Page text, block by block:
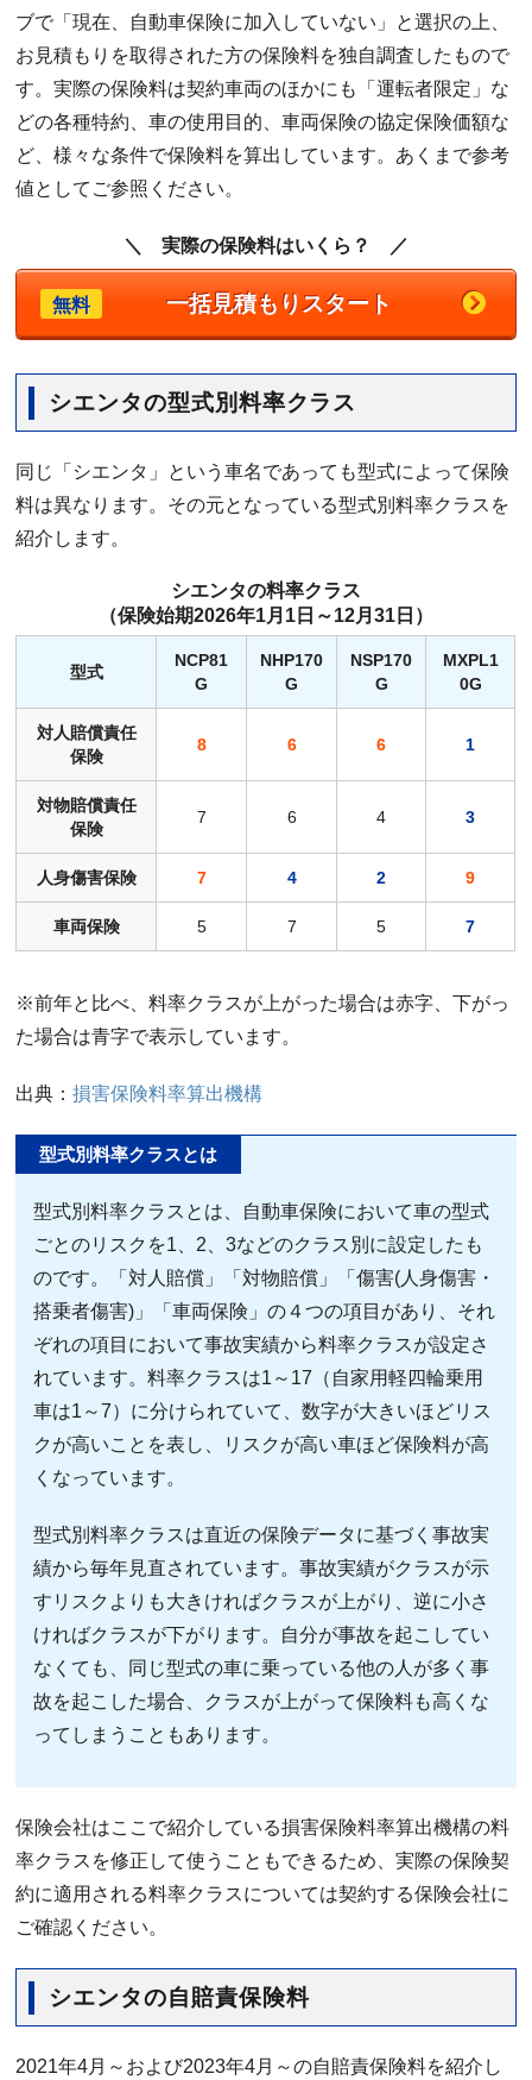
ブで「現在、自動車保険に加入していない」と選択の上、
お見積もりを取得された方の保険料を独自調査したもので
す。実際の保険料は契約車両のほかにも「運転者限定」な
どの各種特約、車の使用目的、車両保険の協定保険価額な
ど、様々な条件で保険料を算出しています。あくまで参考
値としてご参照ください。
＼ 実際の保険料はいくら？ ／
無料 一括見積もりスタート
シエンタの型式別料率クラス
同じ「シエンタ」という車名であっても型式によって保険
料は異なります。その元となっている型式別料率クラスを
紹介します。
シエンタの料率クラス
（保険始期2026年1月1日～12月31日）
型式
NCP81
G
NHP170
G
NSP170
G
MXPL1
0G
対人賠償責任
保険
8 6 6 1
対物賠償責任
保険
7 6 4 3
人身傷害保険 7 4 2 9
車両保険 5 7 5 7
※前年と比べ、料率クラスが上がった場合は赤字、下がっ
た場合は青字で表示しています。
出典：損害保険料率算出機構
型式別料率クラスとは
型式別料率クラスとは、自動車保険において車の型式
ごとのリスクを1、2、3などのクラス別に設定したも
のです。「対人賠償」「対物賠償」「傷害(人身傷害・
搭乗者傷害)」「車両保険」の４つの項目があり、それ
ぞれの項目において事故実績から料率クラスが設定さ
れています。料率クラスは1～17（自家用軽四輪乗用
車は1～7）に分けられていて、数字が大きいほどリス
クが高いことを表し、リスクが高い車ほど保険料が高
くなっています。
型式別料率クラスは直近の保険データに基づく事故実
績から毎年見直されています。事故実績がクラスが示
すリスクよりも大きければクラスが上がり、逆に小さ
ければクラスが下がります。自分が事故を起こしてい
なくても、同じ型式の車に乗っている他の人が多く事
故を起こした場合、クラスが上がって保険料も高くな
ってしまうこともあります。
保険会社はここで紹介している損害保険料率算出機構の料
率クラスを修正して使うこともできるため、実際の保険契
約に適用される料率クラスについては契約する保険会社に
ご確認ください。
シエンタの自賠責保険料
2021年4月～および2023年4月～の自賠責保険料を紹介し